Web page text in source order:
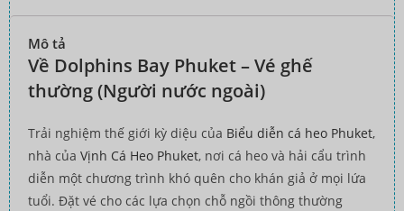
Mô tả
Về Dolphins Bay Phuket – Vé ghế
thường (Người nước ngoài)
Trải nghiệm thế giới kỳ diệu của Biểu diễn cá heo Phuket,
nhà của Vịnh Cá Heo Phuket, nơi cá heo và hải cẩu trình
diễn một chương trình khó quên cho khán giả ở mọi lứa
tuổi. Đặt vé cho các lựa chọn chỗ ngồi thông thường